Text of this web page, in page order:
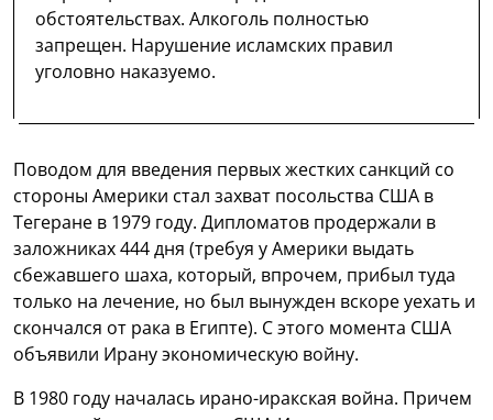
обстоятельствах. Алкоголь полностью
запрещен. Нарушение исламских правил
уголовно наказуемо.
Поводом для введения первых жестких санкций со
стороны Америки стал захват посольства США в
Тегеране в 1979 году. Дипломатов продержали в
заложниках 444 дня (требуя у Америки выдать
сбежавшего шаха, который, впрочем, прибыл туда
только на лечение, но был вынужден вскоре уехать и
скончался от рака в Египте). С этого момента США
объявили Ирану экономическую войну.
В 1980 году началась ирано-иракская война. Причем